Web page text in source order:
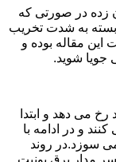
زده در صورتی که
سی ملیون بسته به شدت تخریب
این مقاله بوده و
جویا شوید.
می دهد و ابتدا
و در ادامه با
سوزد.در روند
مدار برق یونیت